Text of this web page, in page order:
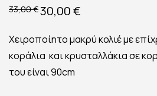
33,00€ Original
price
33,00 €.
30,00€
είναι:
30,00 €.
Χειροποίητο μακρύ κολιέ με
κοράλια και κρυσταλλάκια σε
του είναι 90cm